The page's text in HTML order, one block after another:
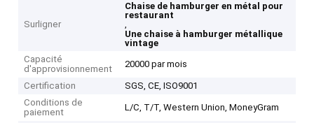
Surligner
Chaise de hamburger en métal pour
restaurant
,
Une chaise à hamburger métallique
vintage
Capacité
d'approvisionnement
20000 par mois
Certification
SGS, CE, ISO9001
Conditions de
paiement
L/C, T/T, Western Union, MoneyGram